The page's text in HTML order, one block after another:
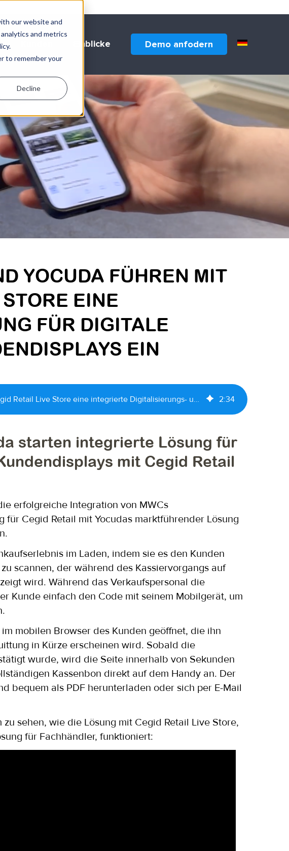
our website and
and metrics
to remember your
Decline
Einblicke Demo anfodern
YOCUDA FÜHREN MIT
EINE
FÜR DIGITALE
EIN
MWC Partners und Yocuda lancieren mit Cegid Retail Live Store eine integrierte Digitalisierungs- und Displaylösung für Kunden 2:34
starten integrierte Lösung für
mit Cegid Retail
erfolgreiche Integration von MWCs
Cegid Retail mit Yocudas marktführender Lösung
im Laden, indem sie es den Kunden
scannen, der während des Kassiervorgangs auf
wird. Während das Verkaufspersonal die
Kunde einfach den Code mit seinem Mobilgerät, um
mobilen Browser des Kunden geöffnet, die ihn
in Kürze erscheinen wird. Sobald die
wurde, wird die Seite innerhalb von Sekunden
Kassenbon direkt auf dem Handy an. Der
bequem als PDF herunterladen oder sich per E-Mail
sehen, wie die Lösung mit Cegid Retail Live Store,
für Fachhändler, funktioniert: